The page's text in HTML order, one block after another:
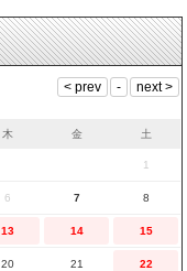
木 金 土
1
6 7 8
13 14 15
20 21 22